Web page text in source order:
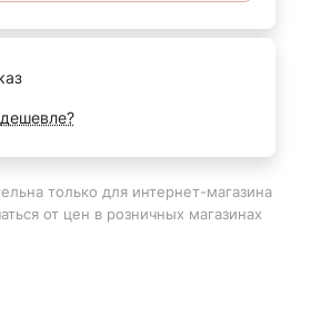
только для интернет-магазина
от цен в розничных магазинах